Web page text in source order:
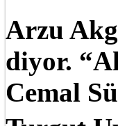
Arzu
diyor.
Cemal